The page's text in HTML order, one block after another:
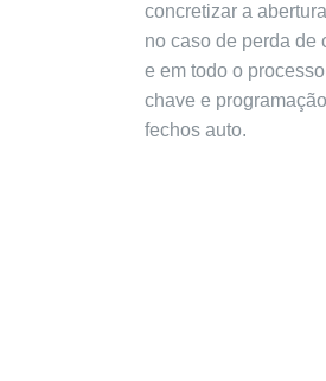
concretizar a
no caso de perda de
e em todo o
chave e
fechos auto.